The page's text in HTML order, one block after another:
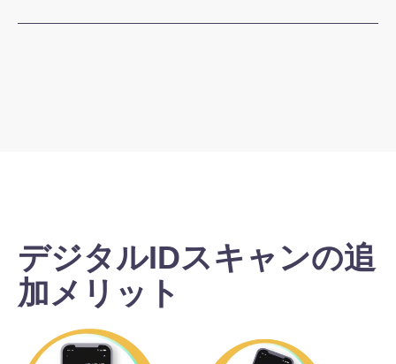
シームレスなデジタルプロセスでブランドイメ
デジタルIDスキャンの追
加メリット